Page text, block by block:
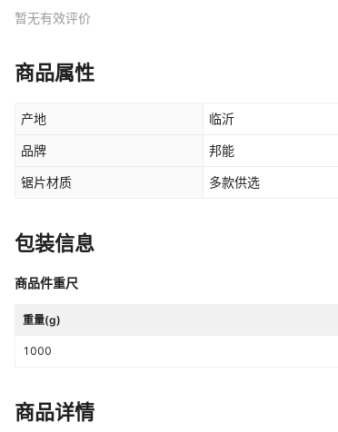
暂无有效评价
商品属性
产地 临沂
品牌 邦能
锯片材质 多款供选
包装信息
商品件重尺
重量(g)
1000
商品详情